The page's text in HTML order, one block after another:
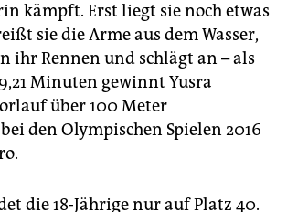
kämpft. Erst liegt sie noch etwas
sie die Arme aus dem Wasser,
ihr Rennen und schlägt an – als
Minuten gewinnt Yusra
über 100 Meter
den Olympischen Spielen 2016
die 18-Jährige nur auf Platz 40.